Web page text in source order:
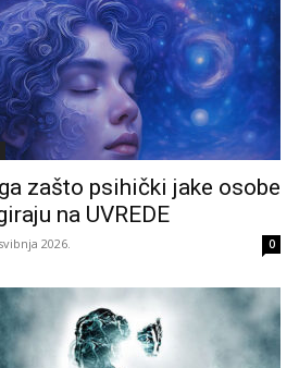
zašto psihički jake osobe
na UVREDE
2026. 0